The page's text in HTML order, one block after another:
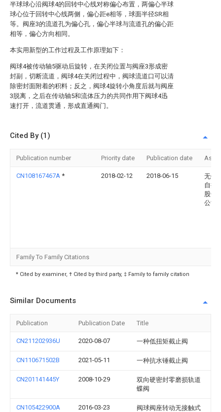
半球球心沿阀球4的回转中心线对称偏心布置，两偏心半球
球心位于回转中心线两侧，偏心距e相等，球面半径SR相
等。阀座3的流道孔为偏心孔，偏心半球与流道孔的偏心距
相等，偏心方向相同。
本实用新型的工作过程及工作原理如下：
阀球4被传动轴5驱动后旋转，在关闭位置与阀座3形成密
封副，切断流道，阀球4在关闭过程中，阀球流道口可以清
除密封面附着的积料；反之，阀球4旋转小角度后就与阀座
3脱离，之后在传动轴5和流体压力的共同作用下阀球4迅
速打开，流道贯通，形成直通阀门。
Cited By (1)
Publication number Priority date Publication date
CN108167467A * 2018-02-12 2018-06-15
无锡
自控
股份
公司
Family To Family Citations
* Cited by examiner, † Cited by third party, ‡ Family to family citation
Similar Documents
Publication Publication Date Title
CN211202936U 2020-08-07 一种低扭矩截止阀
CN110671502B 2021-05-11 一种抗水锤截止阀
CN201141445Y 2008-10-29
双向硬密封零磨损轨道
蝶阀
CN105422900A 2016-03-23
阀球阀座转动无接触式